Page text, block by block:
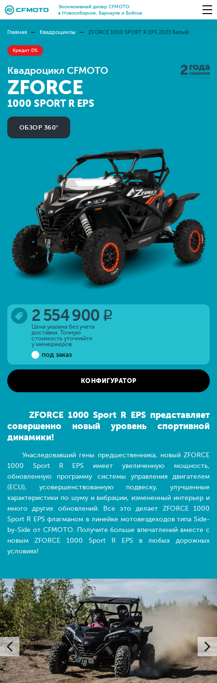
Эксклюзивный дилер CFMOTO
в Новосибирске, Барнауле и Бийске
Главная Квадроциклы ZFORCE 1000 SPORT R EPS 2023 Белый
Кредит 0%
Квадроцикл CFMOTO
ZFORCE
1000 SPORT R EPS
2 554 900 q
Цена указана без учета
доставки. Точную
стоимость уточняйте
у менеджеров
под заказ
ОБЗОР 360°
КОНФИГУРАТОР
ZFORCE 1000 Sport R EPS представляет
совершенно новый уровень спортивной
динамики!
Унаследовавший гены предшественника, новый ZFORCE
1000 Sport R EPS имеет увеличенную мощность,
обновленную программу системы управления двигателем
(ECU), усовершенствованную подвеску, улучшенные
характеристики по шуму и вибрации, измененный интерьер и
много других обновлений. Все это делает ZFORCE 1000
Sport R EPS флагманом в линейке мотовездеходов типа Side-
by-Side от CFMOTO. Получите больше впечатлений вместе с
новым ZFORCE 1000 Sport R EPS в любых дорожных
условиях!